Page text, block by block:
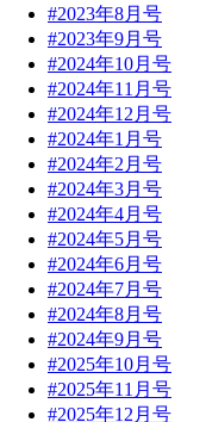
#2023年8月号
#2023年9月号
#2024年10月号
#2024年11月号
#2024年12月号
#2024年1月号
#2024年2月号
#2024年3月号
#2024年4月号
#2024年5月号
#2024年6月号
#2024年7月号
#2024年8月号
#2024年9月号
#2025年10月号
#2025年11月号
#2025年12月号